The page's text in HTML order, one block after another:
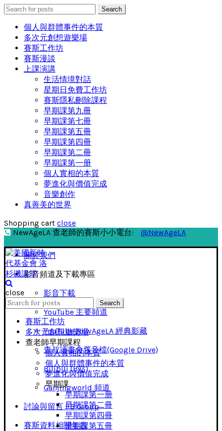
Search
for:
Search
個人與群體事件的本質
多次元創想遊樂場
賽斯工作坊
賽斯漫談
上課演講
生活情境對話
星期日免費工作坊
賽斯隱私刪除課程
早期課第九冊
早期課第七冊
早期課第五冊
早期課第四冊
早期課第二冊
早期課第一册
個人實相的本質
夢進化與價值完成
音樂創作
真善美的世界
Shopping cart close
NewAgeLA 查老師的賽斯小小電台:
@NewAgeLA
關於我們
影音頻道及下載專區
影音下載
YouTube 主要頻道
YouTube NewAgeLA 經典影藏
查叔讀書會舊音檔(Google Drive)
Bilibili (B站)
Ganjingworld 頻道
討論與留言 FB Group
賽斯資料相關年表
close
Search
for:
Search
賽斯工作坊
多次元創想遊樂場
查老師早期課程
個人實相的本質
個人與群體事件的本質
夢進化與價值完成
早期課
早期課第一册
早期課第二冊
早期課第四冊
早期課第五冊